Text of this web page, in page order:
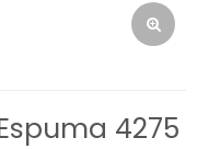
4275